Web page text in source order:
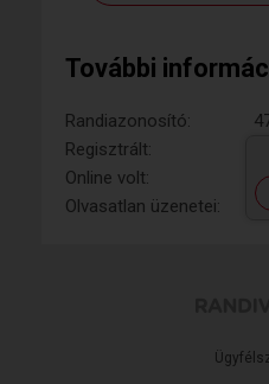
További
Randiazonosító:
Regisztrált:
Online volt:
Olvasatlan üzenetei: